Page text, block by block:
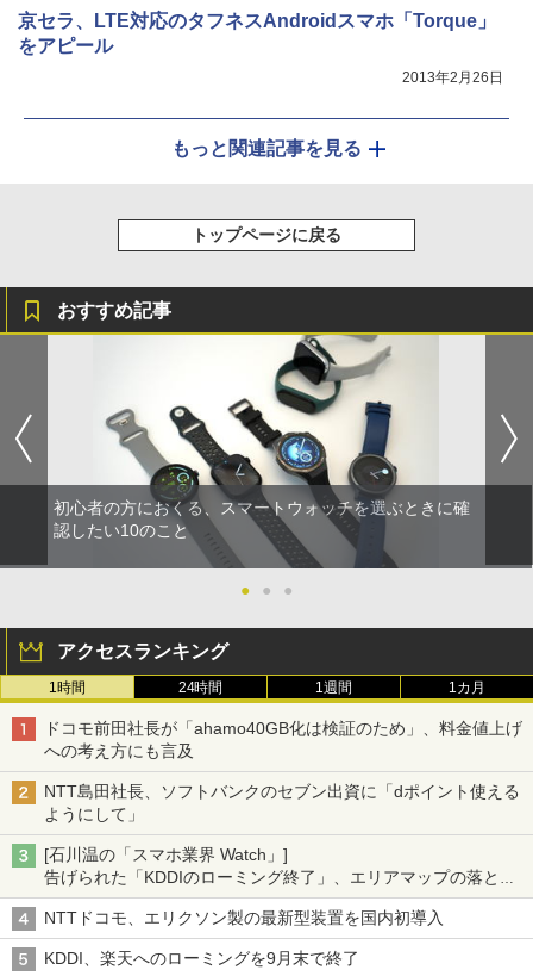
京セラ、LTE対応のタフネスAndroidスマホ「Torque」
をアピール
2013年2月26日
もっと関連記事を見る
トップページに戻る
おすすめ記事
初心者の方におくる、スマートウォッチを選ぶときに確
認したい10のこと
● ● ●
アクセスランキング
1時間 24時間 1週間 1カ月
ドコモ前田社長が「ahamo40GB化は検証のため」、料金値上げ
への考え方にも言及
NTT島田社長、ソフトバンクのセブン出資に「dポイント使える
ようにして」
[石川温の「スマホ業界 Watch」]
告げられた「KDDIのローミング終了」、エリアマップの落とし
穴と楽天モバイルの課題
NTTドコモ、エリクソン製の最新型装置を国内初導入
KDDI、楽天へのローミングを9月末で終了